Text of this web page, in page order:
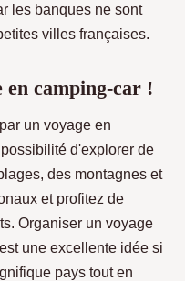
les banques ne sont
villes françaises.
en camping-car !
par un voyage en
d'explorer de
des montagnes et
et profitez de
Organiser un voyage
une excellente idée si
pays tout en